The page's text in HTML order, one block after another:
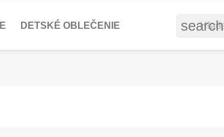
DETSKÉ OBLEČENIE search